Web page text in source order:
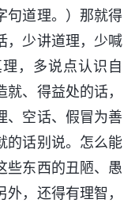
句道理。）那就得
，少讲道理，少喊
，多说点认识自
、得益处的话，
、空话、假冒为善
的话别说。怎么能
些东西的丑陋、愚
，还得有理智，